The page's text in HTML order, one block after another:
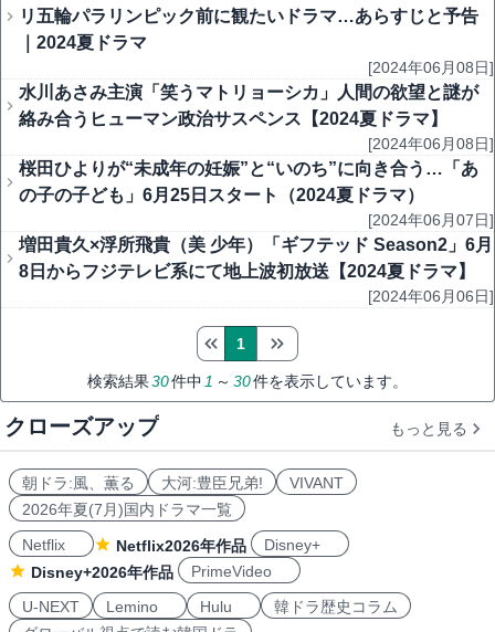
リ五輪パラリンピック前に観たいドラマ…あらすじと予告
｜2024夏ドラマ
[2024年06月08日]
水川あさみ主演「笑うマトリョーシカ」人間の欲望と謎が
絡み合うヒューマン政治サスペンス【2024夏ドラマ】
[2024年06月08日]
桜田ひよりが“未成年の妊娠”と“いのち”に向き合う…「あ
の子の子ども」6月25日スタート（2024夏ドラマ）
[2024年06月07日]
増田貴久×浮所飛貴（美 少年）「ギフテッド Season2」6月
8日からフジテレビ系にて地上波初放送【2024夏ドラマ】
[2024年06月06日]
検索結果30件中 1 ～ 30件を表示しています。
1
クローズアップ もっと見る
朝ドラ:風、薫る 大河:豊臣兄弟!
VIVANT
2026年夏(7月)国内ドラマ一覧
Netflix
Netflix2026年作品
Disney+
Disney+2026年作品
PrimeVideo
U-NEXT
Lemino Hulu
韓ドラ歴史コラム